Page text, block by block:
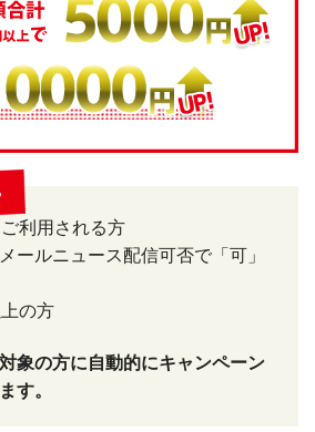
利用される方
ールニュース配信可否で「可」
の方
象の方に自動的にキャンペーン
す。